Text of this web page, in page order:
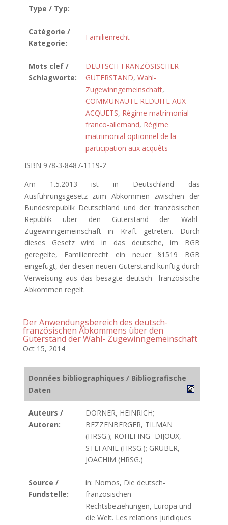
Type / Typ:
Catégorie /
Kategorie:
Familienrecht
Mots clef /
Schlagworte:
DEUTSCH-FRANZÖSISCHER
GÜTERSTAND, Wahl-
Zugewinngemeinschaft,
COMMUNAUTE REDUITE AUX
ACQUETS, Régime matrimonial
franco-allemand, Régime
matrimonial optionnel de la
participation aux acquêts
ISBN 978-3-8487-1119-2
Am 1.5.2013 ist in Deutschland das
Ausführungsgesetz zum Abkommen zwischen der
Bundesrepublik Deutschland und der französischen
Republik über den Güterstand der Wahl-
Zugewinngemeinschaft in Kraft getreten. Durch
dieses Gesetz wird in das deutsche, im BGB
geregelte, Familienrecht ein neuer §1519 BGB
eingefügt, der diesen neuen Güterstand künftig durch
Verweisung aus das besagte deutsch- französische
Abkommen regelt.
Der Anwendungsbereich des deutsch-
französischen Abkommens über den
Güterstand der Wahl- Zugewinngemeinschaft
Oct 15, 2014
Données bibliographiques / Bibliografische
Daten
Auteurs /
Autoren:
DÖRNER, HEINRICH;
BEZZENBERGER, TILMAN
(HRSG.); ROHLFING- DIJOUX,
STEFANIE (HRSG.); GRUBER,
JOACHIM (HRSG.)
Source /
Fundstelle:
in: Nomos, Die deutsch-
französischen
Rechtsbeziehungen, Europa und
die Welt. Les relations juridiques